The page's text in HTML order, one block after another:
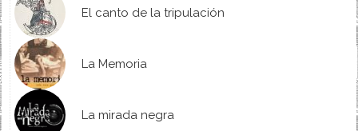
El canto de la tripulación
La Memoria
La mirada negra